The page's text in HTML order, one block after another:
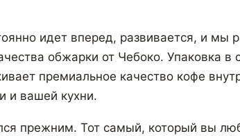
идет вперед, развивается, и мы
обжарки от Чебоко. Упаковка в
премиальное качество кофе
и вашей кухни.
прежним. Тот самый, который вы